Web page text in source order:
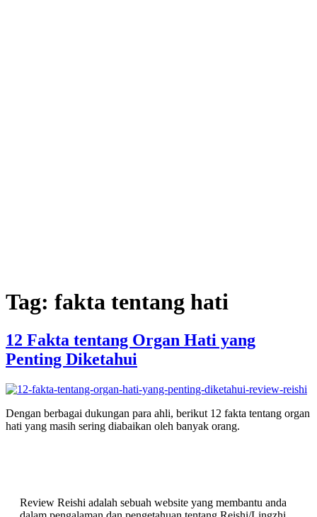
Tag: fakta tentang hati
12 Fakta tentang Organ Hati yang
Penting Diketahui
Dengan berbagai dukungan para ahli, berikut 12 fakta tentang organ
hati yang masih sering diabaikan oleh banyak orang.
Review Reishi adalah sebuah website yang membantu anda